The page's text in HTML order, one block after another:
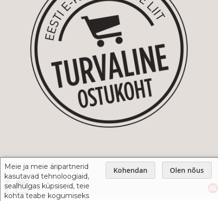
Meie ja meie äripartnerid
kasutavad tehnoloogiaid,
sealhulgas küpsiseid, teie
kohta teabe kogumiseks
Kohendan Olen nõus